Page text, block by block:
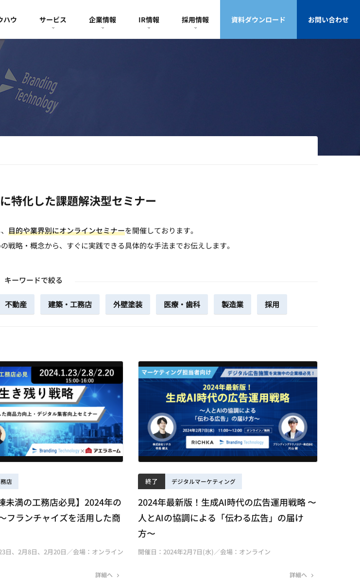
ハウ サービス 企業情報 IR情報 採用情報 資料ダウンロード お問い合わせ
特化した課題解決型セミナー
目的や業界別にオンラインセミナーを開催しております。
戦略・概念から、すぐに実践できる具体的な手法までお伝えします。
キーワードで絞る
不動産 建築・工務店 外壁塗装 医療・歯科 製造業 採用
店
未満の工務店必見】2024年の
フランチャイズを活用した商
日、2月8日、2月20日／会場：オンライン
詳細へ
終了 デジタルマーケティング
2024年最新版！生成AI時代の広告運用戦略 〜
人とAIの協調による「伝わる広告」の届け
方〜
開催日：2024年2月7日(水)／会場：オンライン
詳細へ